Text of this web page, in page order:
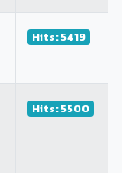
Hits: 5419
Hits: 5500